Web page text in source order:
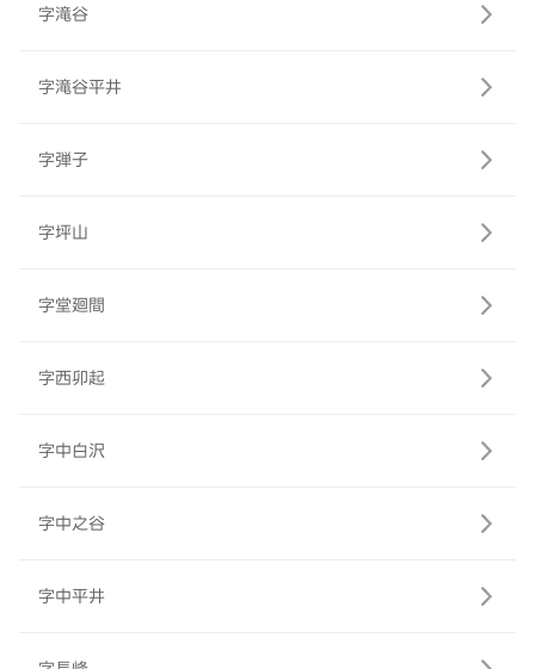
字滝谷
字滝谷平井
字弾子
字坪山
字堂廻間
字西卯起
字中白沢
字中之谷
字中平井